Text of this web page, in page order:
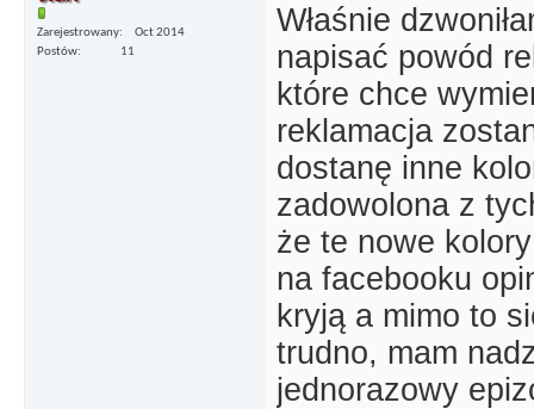
Zarejestrowany
Oct 2014
Postów
11
Właśnie
napisać powód
które chce
reklamacja
dostanę inne
zadowolona z
że te nowe
na facebooku
kryją a mimo to
trudno, mam
jednorazowy